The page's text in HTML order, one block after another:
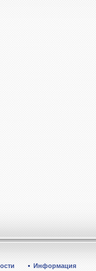
Информация